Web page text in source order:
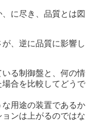
に尽き、品質とは図
、逆に品質に影響し
る制御盤と、何の情
合を比較してどうで
用途の装置であるか
ンは上がるのではな